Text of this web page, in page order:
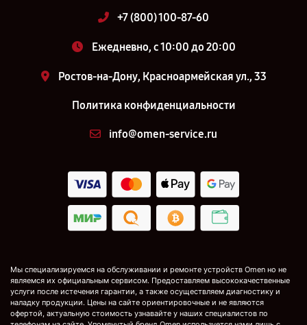
+7 (800) 100-87-60
Ежедневно, с 10:00 до 20:00
Ростов-на-Дону, Красноармейская ул., 33
Политика конфиденциальности
info@omen-service.ru
Мы специализируемся на обслуживании и ремонте устройств Omen но не
являемся их официальным сервисом. Предоставляем высококачественные
услуги после истечения гарантии, а также осуществляем диагностику и
наладку продукции. Цены на сайте ориентировочные и не являются
офертой, актуальную стоимость узнавайте у наших специалистов по